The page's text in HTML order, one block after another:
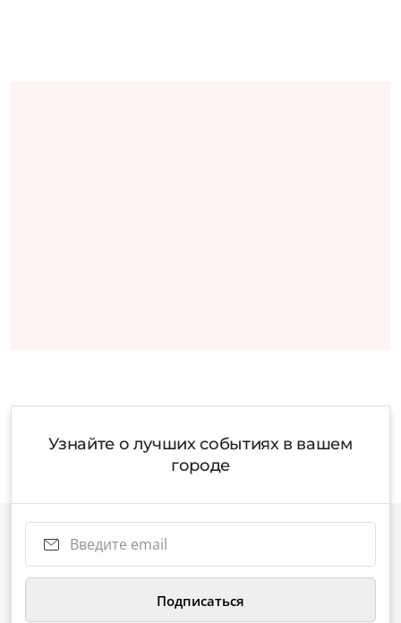
Узнайте о лучших событиях в вашем
городе